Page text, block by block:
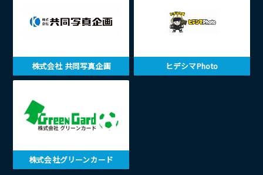
株式会社 共同写真企画 ヒデシマPhoto
株式会社グリーンカード